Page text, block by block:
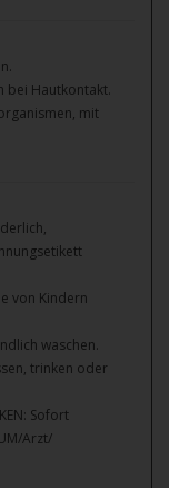
bei Hautkontakt.
mit
von Kindern
waschen.
trinken oder
Sofort
Arzt/